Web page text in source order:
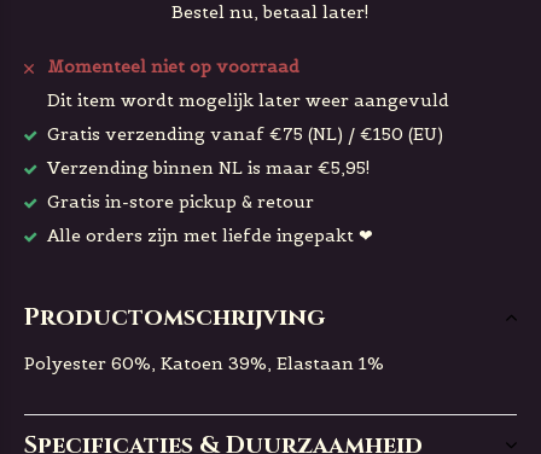
Bestel nu, betaal later!
Momenteel niet op voorraad
Dit item wordt mogelijk later weer aangevuld
Gratis verzending vanaf €75 (NL) / €150 (EU)
Verzending binnen NL is maar €5,95!
Gratis in-store pickup & retour
Alle orders zijn met liefde ingepakt ❤
Productomschrijving
Polyester 60%, Katoen 39%, Elastaan ​​1%
Specificaties & Duurzaamheid